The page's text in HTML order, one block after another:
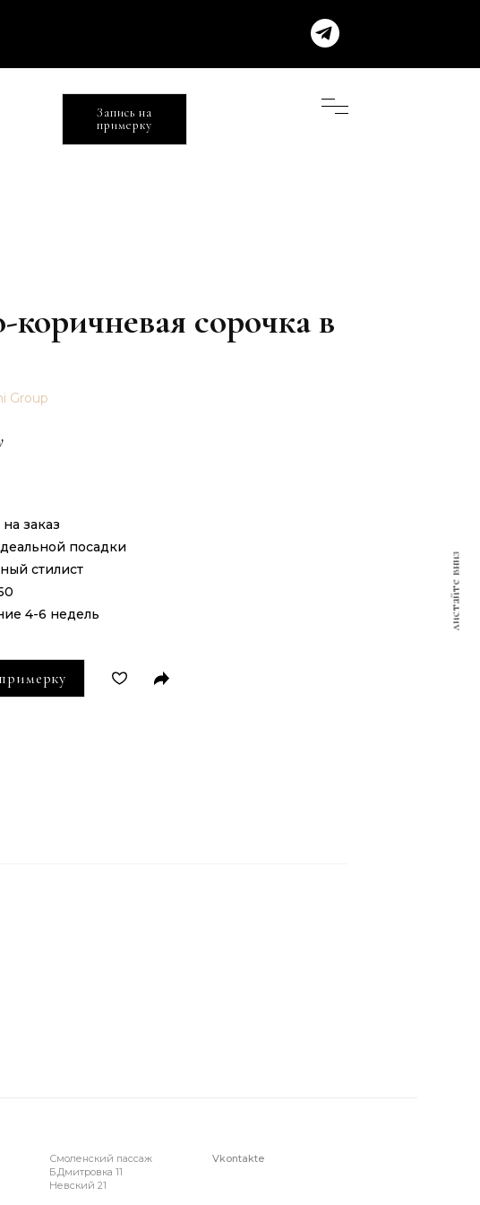
Запись на
примерку
коричневая сорочка в
Group
заказ
посадки
стилист
4-6 недель
листайте вниз
Смоленский пассаж
Б.Дмитровка 11
Невский 21
Vkontakte